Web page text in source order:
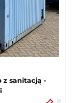
z sanitacją -